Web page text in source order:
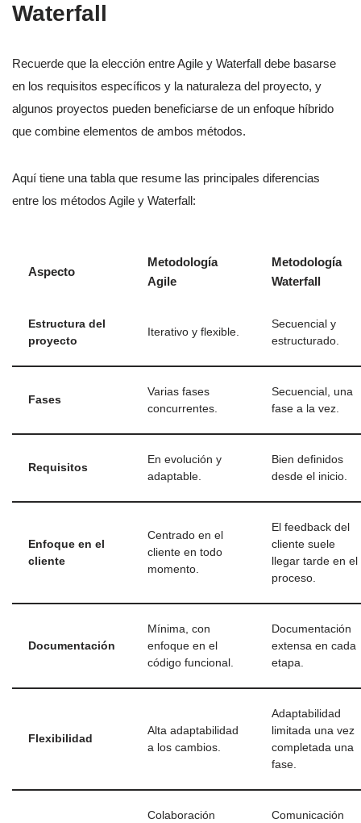
Waterfall
Recuerde que la elección entre Agile y Waterfall debe basarse
en los requisitos específicos y la naturaleza del proyecto, y
algunos proyectos pueden beneficiarse de un enfoque híbrido
que combine elementos de ambos métodos.
Aquí tiene una tabla que resume las principales diferencias
entre los métodos Agile y Waterfall:
Aspecto
Metodología
Agile
Metodología
Waterfall
Estructura del
proyecto
Iterativo y flexible.
Secuencial y
estructurado.
Fases
Varias fases
concurrentes.
Secuencial, una
fase a la vez.
Requisitos
En evolución y
adaptable.
Bien definidos
desde el inicio.
Enfoque en el
cliente
Centrado en el
cliente en todo
momento.
El feedback del
cliente suele
llegar tarde en el
proceso.
Documentación
Mínima, con
enfoque en el
código funcional.
Documentación
extensa en cada
etapa.
Flexibilidad
Alta adaptabilidad
a los cambios.
Adaptabilidad
limitada una vez
completada una
fase.
Colaboración
Comunicación